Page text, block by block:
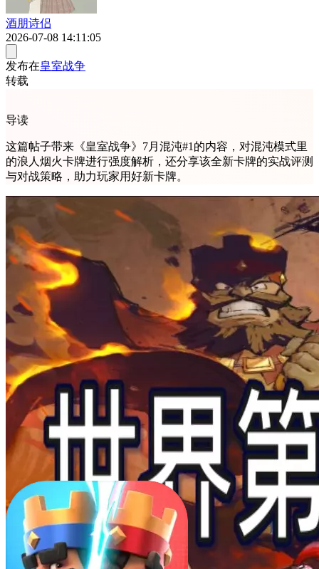
酒朋诗侣
2026-07-08 14:11:05
发布在皇室战争
转载
导读
这篇帖子带来《皇室战争》7月混沌#1的内容，对混沌模式里
的浪人烟火卡牌进行强度解析，还分享该全新卡牌的实战评测
与对战策略，助力玩家用好新卡牌。